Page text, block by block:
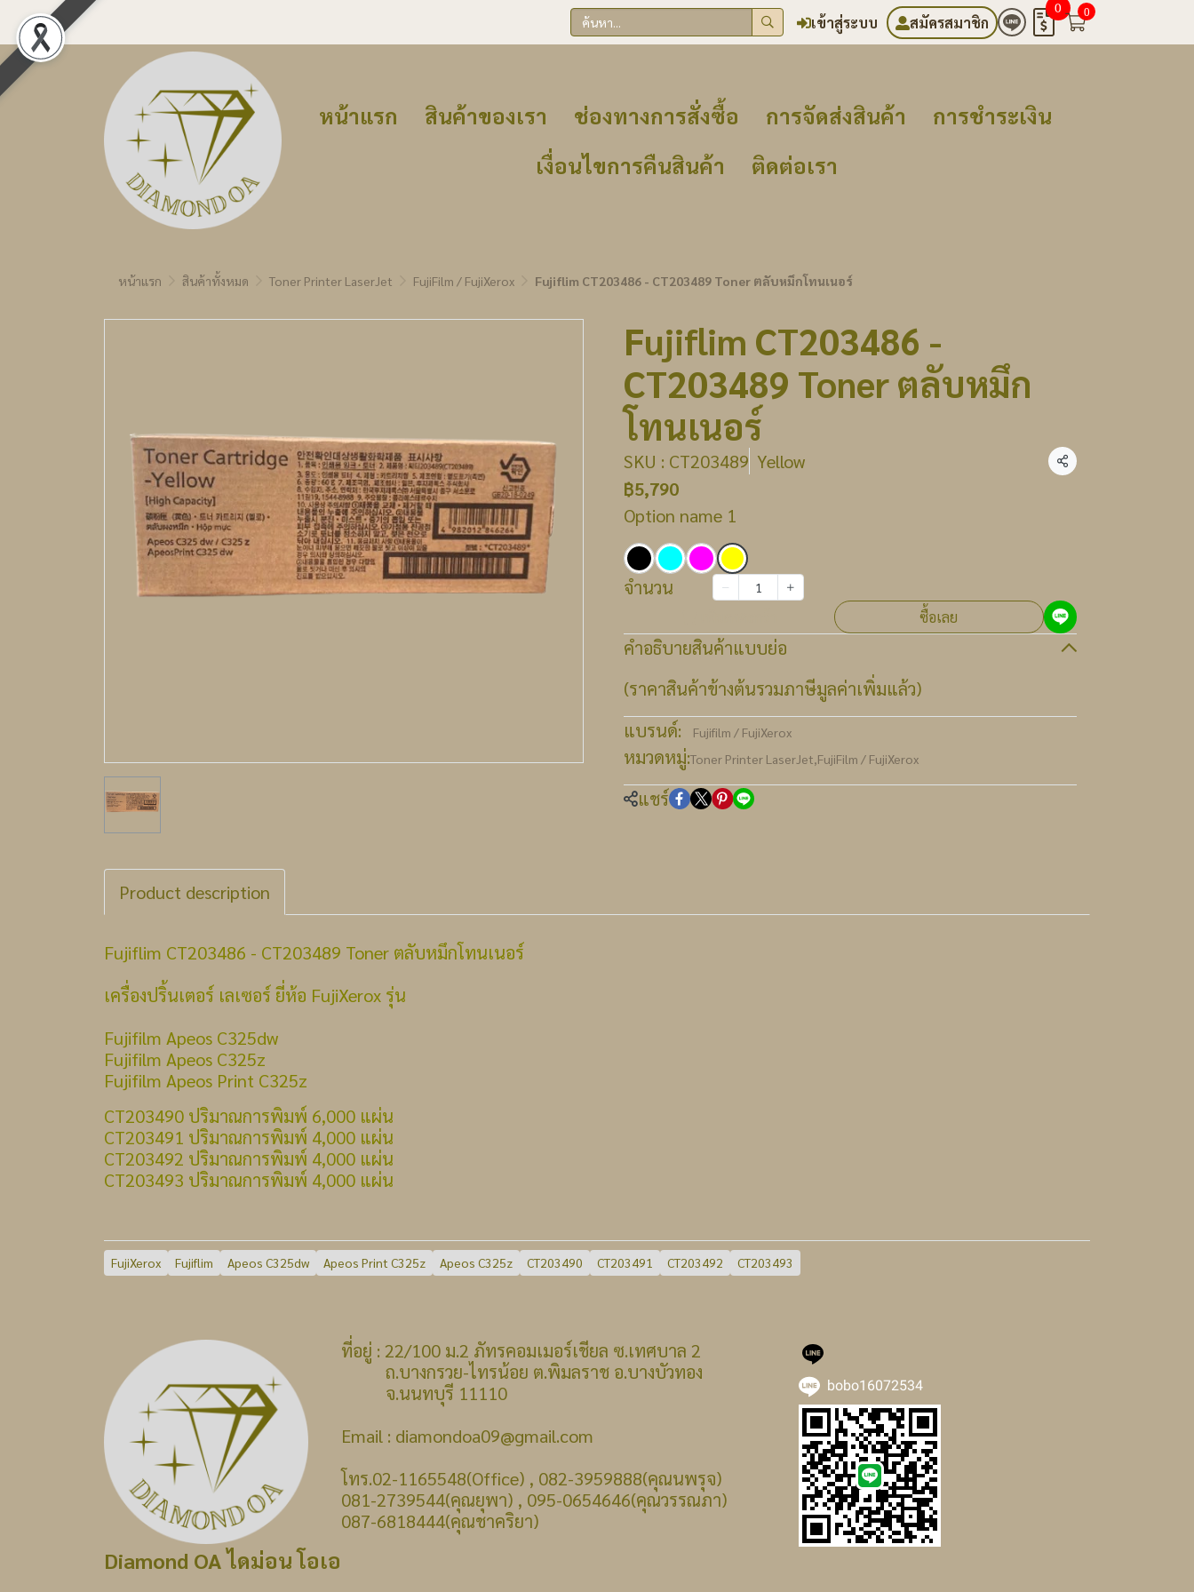
เข้าสู่ระบบ สมัครสมาชิก
0 0
หน้าแรก สินค้าของเรา ช่องทางการสั่งซื้อ การจัดส่งสินค้า
การชำระเงิน
เงื่อนไขการคืนสินค้า
ติดต่อเรา
หน้าแรก สินค้าทั้งหมด Toner Printer LaserJet FujiFilm / FujiXerox Fujiflim CT203486 - CT203489 Toner ตลับหมึกโทนเนอร์
Fujiflim CT203486 -
CT203489 Toner ตลับหมึก
โทนเนอร์
SKU : CT203489 Yellow แชร์
฿5,790
Option name 1
จำนวน
ซื้อเลย
คำอธิบายสินค้าแบบย่อ
(ราคาสินค้าข้างต้นรวมภาษีมูลค่าเพิ่มแล้ว)
แบรนด์:
Fujifilm / FujiXerox
หมวดหมู่:Toner Printer LaserJet,FujiFilm / FujiXerox
แชร์
Product description
Fujiflim CT203486 - CT203489 Toner ตลับหมึกโทนเนอร์
เครื่องปริ้นเตอร์ เลเซอร์ ยี่ห้อ FujiXerox รุ่น
Fujifilm Apeos C325dw
Fujifilm Apeos C325z
Fujifilm Apeos Print C325z
CT203490 ปริมาณการพิมพ์ 6,000 แผ่น
CT203491 ปริมาณการพิมพ์ 4,000 แผ่น
CT203492 ปริมาณการพิมพ์ 4,000 แผ่น
CT203493 ปริมาณการพิมพ์ 4,000 แผ่น
FujiXerox Fujiflim Apeos C325dw Apeos Print C325z Apeos C325z CT203490 CT203491 CT203492 CT203493
Diamond OA ไดม่อน โอเอ
ที่อยู่ : 22/100 ม.2 ภัทรคอมเมอร์เชียล ซ.เทศบาล 2
ถ.บางกรวย-ไทรน้อย ต.พิมลราช อ.บางบัวทอง
จ.นนทบุรี 11110
Email : diamondoa09@gmail.com
โทร.02-1165548(Office) , 082-3959888(คุณนพรุจ)
081-2739544(คุณยุพา) , 095-0654646(คุณวรรณภา)
087-6818444(คุณชาคริยา)
bobo16072534